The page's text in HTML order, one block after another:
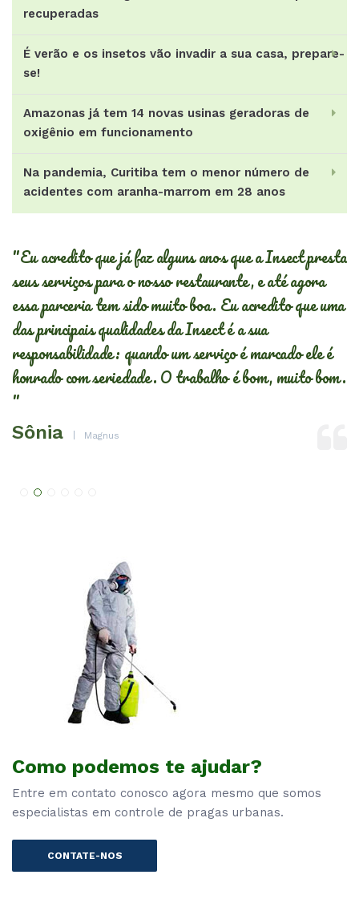
recuperadas
É verão e os insetos vão invadir a sua casa, prepare-
se!
Amazonas já tem 14 novas usinas geradoras de
oxigênio em funcionamento
Na pandemia, Curitiba tem o menor número de
acidentes com aranha-marrom em 28 anos
"Eu acredito que já faz alguns anos que a Insect presta
seus serviços para o nosso restaurante, e até agora
essa parceria tem sido muito boa. Eu acredito que uma
das principais qualidades da Insect é a sua
responsabilidade: quando um serviço é marcado ele é
honrado com seriedade. O trabalho é bom, muito bom.
"
Sônia Magnus
Como podemos te ajudar?
Entre em contato conosco agora mesmo que somos
especialistas em controle de pragas urbanas.
CONTATE-NOS